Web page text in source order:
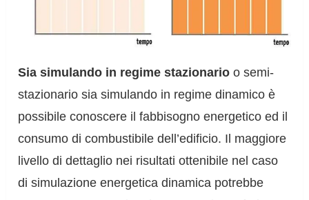
Sia simulando in regime stazionario o semi-
stazionario sia simulando in regime dinamico è
possibile conoscere il fabbisogno energetico ed il
consumo di combustibile dell’edificio. Il maggiore
livello di dettaglio nei risultati ottenibile nel caso
di simulazione energetica dinamica potrebbe